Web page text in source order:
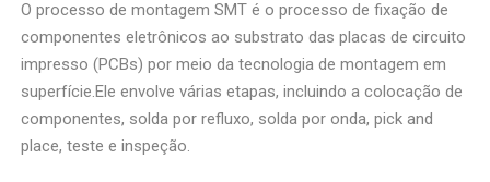
O processo de montagem SMT é o processo de fixação de
componentes eletrônicos ao substrato das placas de circuito
impresso (PCBs) por meio da tecnologia de montagem em
superfície.Ele envolve várias etapas, incluindo a colocação de
componentes, solda por refluxo, solda por onda, pick and
place, teste e inspeção.